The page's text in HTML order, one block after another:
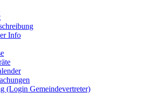
Info
(Login Gemeindevertreter)